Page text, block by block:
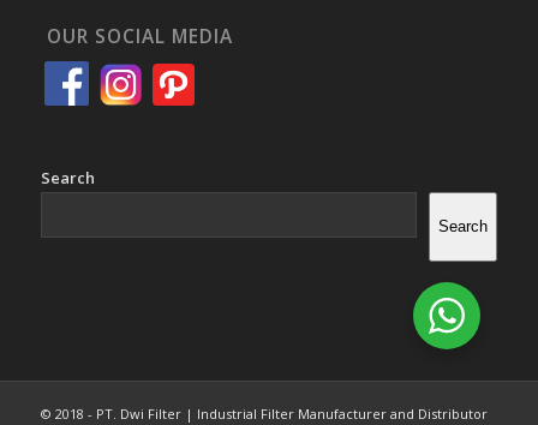
OUR SOCIAL MEDIA
Search
Search
© 2018 - PT. Dwi Filter | Industrial Filter Manufacturer and Distributor